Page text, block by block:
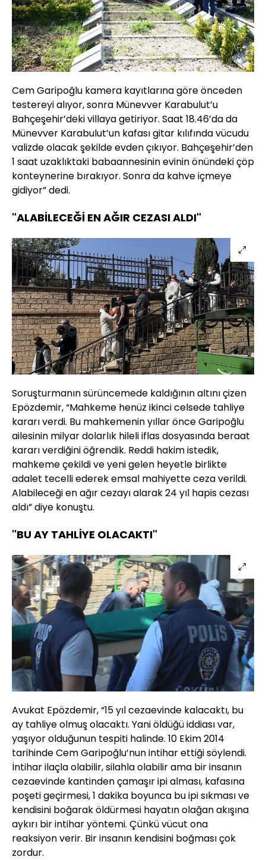
Cem Garipoğlu kamera kayıtlarına göre önceden
testereyi alıyor, sonra Münevver Karabulut’u
Bahçeşehir’deki villaya getiriyor. Saat 18.46’da da
Münevver Karabulut’un kafası gitar kılıfında vücudu
valizde olacak şekilde evden çıkıyor. Bahçeşehir’den
1 saat uzaklıktaki babaannesinin evinin önündeki çöp
konteynerine bırakıyor. Sonra da kahve içmeye
gidiyor” dedi.
"ALABİLECEĞİ EN AĞIR CEZASI ALDI"
Soruşturmanın sürüncemede kaldığının altını çizen
Epözdemir, “Mahkeme henüz ikinci celsede tahliye
kararı verdi. Bu mahkemenin yıllar önce Garipoğlu
ailesinin milyar dolarlık hileli iflas dosyasında beraat
kararı verdiğini öğrendik. Reddi hakim istedik,
mahkeme çekildi ve yeni gelen heyetle birlikte
adalet tecelli ederek emsal mahiyette ceza verildi.
Alabileceği en ağır cezayı alarak 24 yıl hapis cezası
aldı” diye konuştu.
"BU AY TAHLİYE OLACAKTI"
Avukat Epözdemir, “15 yıl cezaevinde kalacaktı, bu
ay tahliye olmuş olacaktı. Yani öldüğü iddiası var,
yaşıyor olduğunun tespiti halinde. 10 Ekim 2014
tarihinde Cem Garipoğlu’nun intihar ettiği söylendi.
İntihar ilaçla olabilir, silahla olabilir ama bir insanın
cezaevinde kantinden çamaşır ipi alması, kafasına
poşeti geçirmesi, 1 dakika boyunca bu ipi sıkması ve
kendisini boğarak öldürmesi hayatın olağan akışına
aykırı bir intihar yöntemi. Çünkü vücut ona
reaksiyon verir. Bir insanın kendisini boğması çok
zordur.